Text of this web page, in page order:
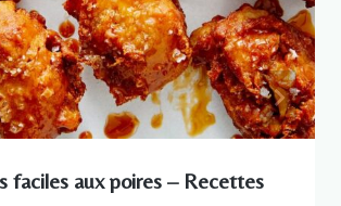
faciles aux poires – Recettes